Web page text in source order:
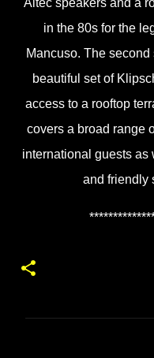
Altec speakers and a
in the 80s for the
Mancuso. The
beautiful set of
access to a rooftop
covers a broad range
international guests as
and friendly